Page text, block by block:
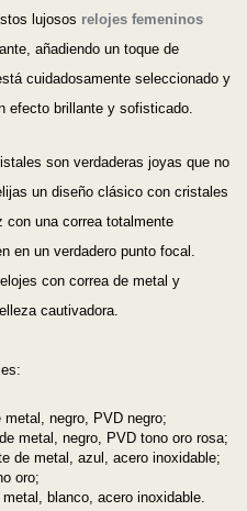
lujosos relojes femeninos
añadiendo un toque de
cuidadosamente seleccionado y
efecto brillante y sofisticado.
son verdaderas joyas que no
un diseño clásico con cristales
con una correa totalmente
en un verdadero punto focal.
con correa de metal y
cautivadora.
negro, PVD negro;
metal, negro, PVD tono oro rosa;
de metal, azul, acero inoxidable;
oro;
blanco, acero inoxidable.